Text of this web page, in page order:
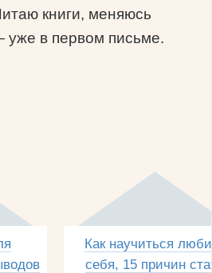
книги, меняюсь
в первом письме.
Как научиться
себя, 15 причин